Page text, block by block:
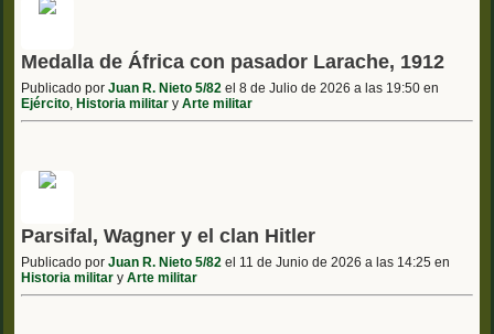
Medalla de África con pasador Larache, 1912
Publicado por Juan R. Nieto 5/82 el 8 de Julio de 2026 a las 19:50 en
Ejército Historia militar y Arte militar
Parsifal, Wagner y el clan Hitler
Publicado por Juan R. Nieto 5/82 el 11 de Junio de 2026 a las 14:25 en
Historia militar y Arte militar